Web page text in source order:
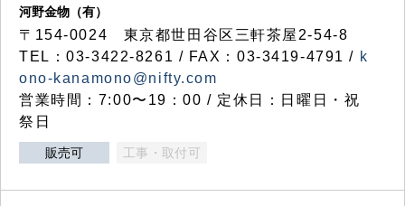
河野金物（有）
〒154-0024 東京都世田谷区三軒茶屋2-54-8
TEL：03-3422-8261 / FAX：03-3419-4791 / k
ono-kanamono@nifty.com
営業時間：7:00〜19：00 / 定休日：日曜日・祝
祭日
販売可 工事・取付可